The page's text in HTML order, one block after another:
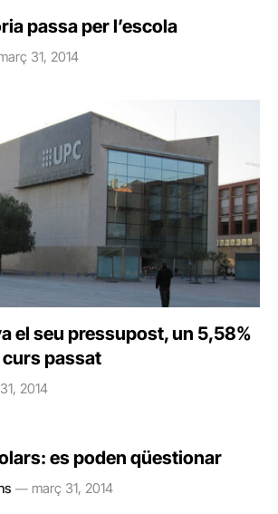
passa per l’escola
31, 2014
el seu pressupost, un 5,58%
passat
2014
es poden qüestionar
març 31, 2014